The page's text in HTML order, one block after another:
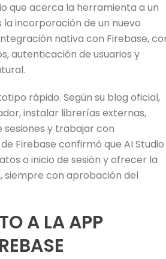
que acerca la herramienta a un
incorporación de un nuevo
nativa con Firebase,
autenticación de usuarios y
rápido. Según su blog oficial,
instalar librerías externas,
y trabajar con
Firebase confirmó que AI Studio
o inicio de sesión y ofrecer la
siempre con aprobación del
A LA APP